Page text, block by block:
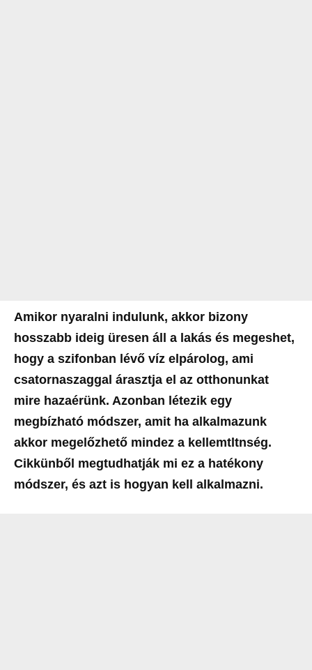
Amikor nyaralni indulunk, akkor bizony
hosszabb ideig üresen áll a lakás és megeshet,
hogy a szifonban lévő víz elpárolog, ami
csatornaszaggal árasztja el az otthonunkat
mire hazaérünk. Azonban létezik egy
megbízható módszer, amit ha alkalmazunk
akkor megelőzhető mindez a kellemtltnség.
Cikkünből megtudhatják mi ez a hatékony
módszer, és azt is hogyan kell alkalmazni.